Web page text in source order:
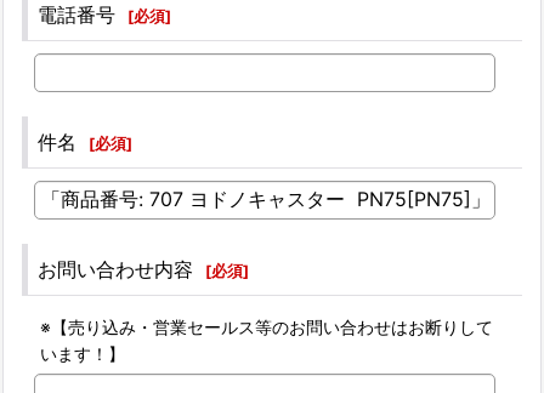
電話番号 [必須]
件名 [必須]
お問い合わせ内容 [必須]
※【売り込み・営業セールス等のお問い合わせはお断りして
います！】